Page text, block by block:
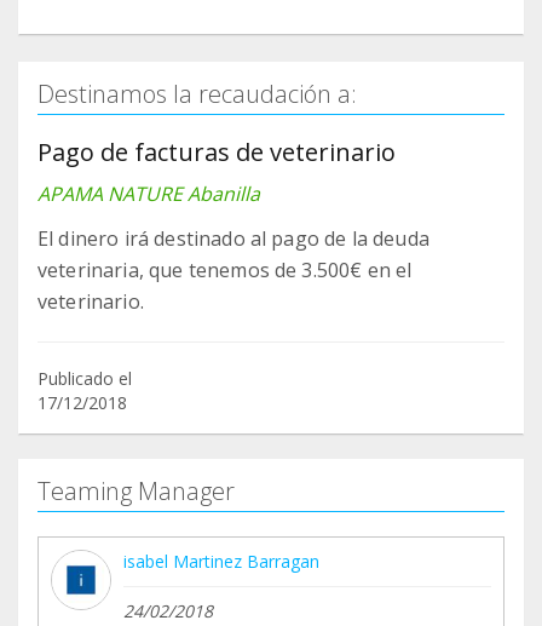
Destinamos la recaudación a:
Pago de facturas de veterinario
APAMA NATURE Abanilla
El dinero irá destinado al pago de la deuda
veterinaria, que tenemos de 3.500€ en el
veterinario.
Publicado el
17/12/2018
Teaming Manager
isabel Martinez Barragan
24/02/2018